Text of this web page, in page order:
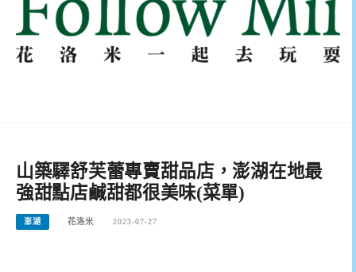
山築驛舒芙蕾專賣甜品店，澎湖在地最
強甜點店鹹甜都很美味(菜單)
澎湖 花洛米 2023-07-27